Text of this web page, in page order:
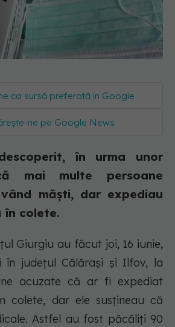
ca sursă preferată în Google
ne pe Google News
în urma unor
mai multe persoane
măști, dar expediau
în colete.
Giurgiu au făcut joi, 16 iunie,
în județul Călărași și Ilfov, la
acuzate că ar fi expediat
colete, dar ele susțineau că
Astfel au fost păcăliți 90